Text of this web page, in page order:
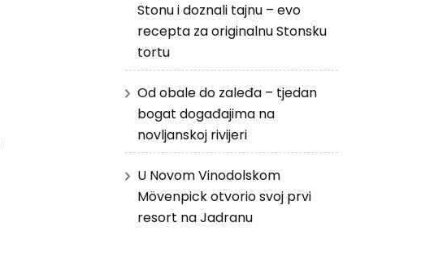
Stonu i doznali tajnu – evo
recepta za originalnu Stonsku
tortu
Od obale do zaleđa – tjedan
bogat događajima na
novljanskoj rivijeri
U Novom Vinodolskom
Mövenpick otvorio svoj prvi
resort na Jadranu